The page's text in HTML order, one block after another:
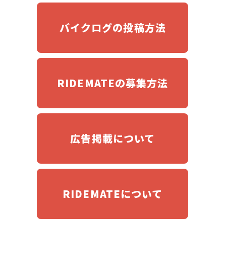
バイクログの投稿方法
RIDEMATEの募集方法
広告掲載について
RIDEMATEについて